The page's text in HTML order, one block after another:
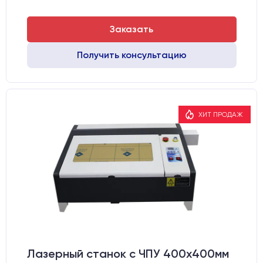
Заказать
Получить консультацию
ХИТ ПРОДАЖ
Лазерный станок c ЧПУ 400х400мм